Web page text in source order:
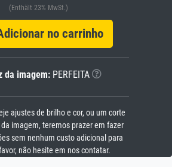
(Enthält 23% MwSt.)
no carrinho
da imagem: PERFEITA
ajustes de brilho e cor, ou um corte
imagem, teremos prazer em fazer
sem nenhum custo adicional para
não hesite em nos contatar.